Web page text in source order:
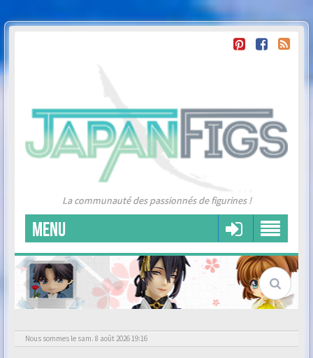
La communauté des passionnés de figurines !
MENU
Nous sommes le sam. 8 août 2026 19:16